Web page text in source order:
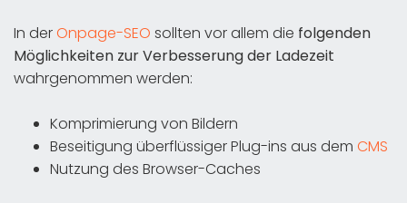
In derOnpage-SEO sollten vor allem die folgenden
Möglichkeiten zur Verbesserung der Ladezeit
wahrgenommen werden:
Komprimierung von Bildern
Beseitigung überflüssiger Plug-ins aus dem CMS
Nutzung des Browser-Caches